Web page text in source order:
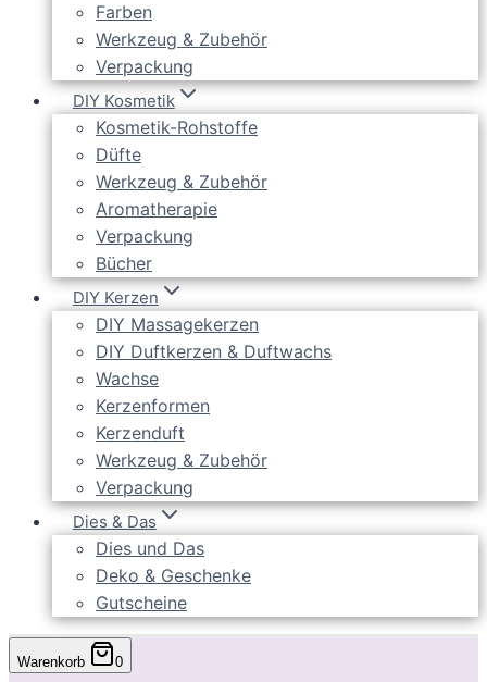
Farben
Werkzeug & Zubehör
Verpackung
DIY Kosmetik
Kosmetik-Rohstoffe
Düfte
Werkzeug & Zubehör
Aromatherapie
Verpackung
Bücher
DIY Kerzen
DIY Massagekerzen
DIY Duftkerzen & Duftwachs
Wachse
Kerzenformen
Kerzenduft
Werkzeug & Zubehör
Verpackung
Dies & Das
Dies und Das
Deko & Geschenke
Gutscheine
Warenkorb 0